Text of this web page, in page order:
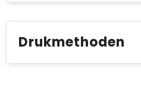
Drukmethoden